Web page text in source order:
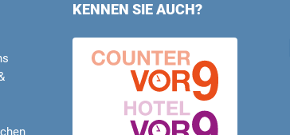
KENNEN SIE AUCH?